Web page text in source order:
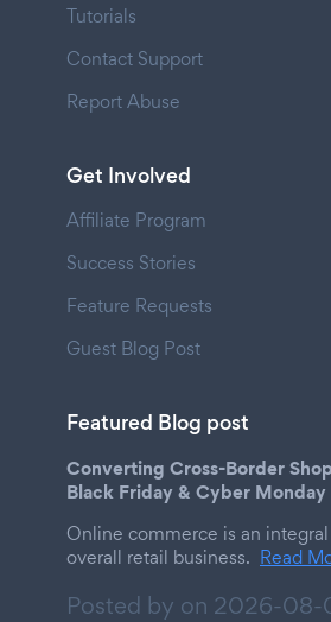
Tutorials
Contact Support
Report Abuse
Get Involved
Affiliate Program
Success Stories
Feature Requests
Guest Blog Post
Featured Blog post
Converting Cross-Border
Black Friday & Cyber Monday
Online commerce is an
overall retail business. Read
Posted by on 2026-08-